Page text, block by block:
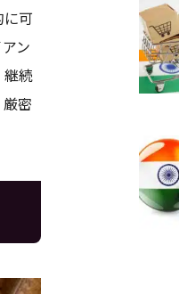
に可
ン
継続
密